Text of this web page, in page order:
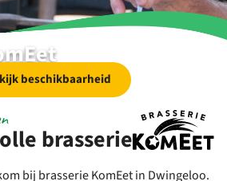
| Specials
beschikbaarheid
brasserie
bij brasserie KomEet in Dwingeloo.